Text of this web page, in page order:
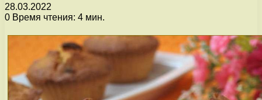
28.03.2022
0 Время чтения: 4 мин.